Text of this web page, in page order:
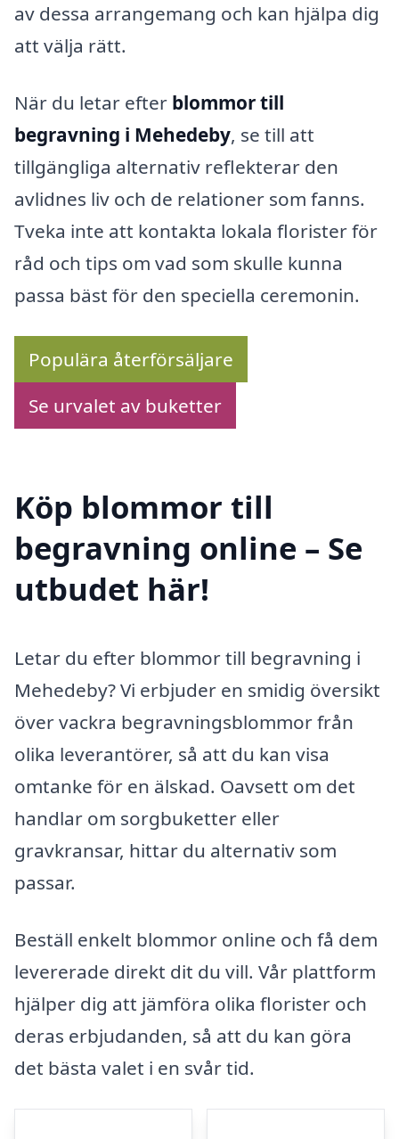
av dessa arrangemang och kan hjälpa dig
att välja rätt.
När du letar efter blommor till
begravning i Mehedeby, se till att
tillgängliga alternativ reflekterar den
avlidnes liv och de relationer som fanns.
Tveka inte att kontakta lokala florister för
råd och tips om vad som skulle kunna
passa bäst för den speciella ceremonin.
Populära återförsäljare
Se urvalet av buketter
Köp blommor till
begravning online – Se
utbudet här!
Letar du efter blommor till begravning i
Mehedeby? Vi erbjuder en smidig översikt
över vackra begravningsblommor från
olika leverantörer, så att du kan visa
omtanke för en älskad. Oavsett om det
handlar om sorgbuketter eller
gravkransar, hittar du alternativ som
passar.
Beställ enkelt blommor online och få dem
levererade direkt dit du vill. Vår plattform
hjälper dig att jämföra olika florister och
deras erbjudanden, så att du kan göra
det bästa valet i en svår tid.